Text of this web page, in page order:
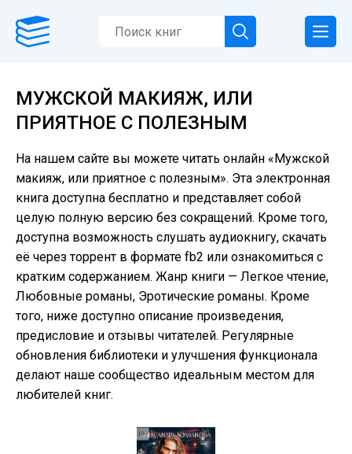
МУЖСКОЙ МАКИЯЖ, ИЛИ
ПРИЯТНОЕ С ПОЛЕЗНЫМ
На нашем сайте вы можете читать онлайн «Мужской
макияж, или приятное с полезным». Эта электронная
книга доступна бесплатно и представляет собой
целую полную версию без сокращений. Кроме того,
доступна возможность слушать аудиокнигу, скачать
её через торрент в формате fb2 или ознакомиться с
кратким содержанием. Жанр книги — Легкое чтение,
Любовные романы, Эротические романы. Кроме
того, ниже доступно описание произведения,
предисловие и отзывы читателей. Регулярные
обновления библиотеки и улучшения функционала
делают наше сообщество идеальным местом для
любителей книг.